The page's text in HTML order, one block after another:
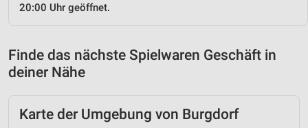
20:00 Uhr geöffnet.
Finde das nächste Spielwaren Geschäft in
deiner Nähe
Karte der Umgebung von Burgdorf